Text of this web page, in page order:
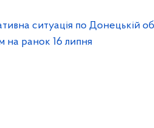
ситуація по Донецькій
на ранок 16 липня